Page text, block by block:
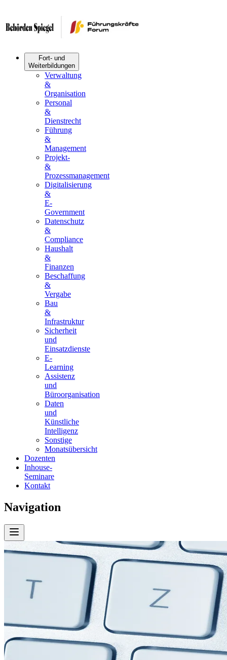
Fort- und
Weiterbildungen
Verwaltung
&
Organisation
Personal
&
Dienstrecht
Führung
&
Management
Projekt-
&
Prozessmanagement
Digitalisierung
&
E-
Government
Datenschutz
&
Compliance
Haushalt
&
Finanzen
Beschaffung
&
Vergabe
Bau
&
Infrastruktur
Sicherheit
und
Einsatzdienste
E-
Learning
Assistenz
und
Büroorganisation
Daten
und
Künstliche
Intelligenz
Sonstige
Monatsübersicht
Dozenten
Inhouse-
Seminare
Kontakt
Navigation